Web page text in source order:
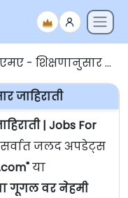
जाहिराती | Jobs For BA / MA
जाहिराती
| Jobs For
सर्वात जलद अपडेट्स
या
गूगल वर नेहमी